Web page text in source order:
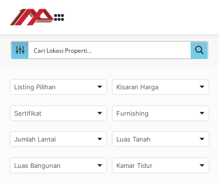
Listing Pilihan Kisaran Harga
Sertifikat Furnishing
Jumlah Lantai Luas Tanah
Luas Bangunan Kamar Tidur